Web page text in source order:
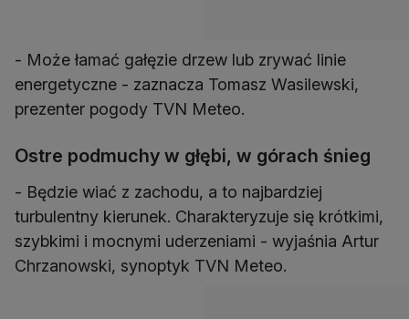
- Może łamać gałęzie drzew lub zrywać linie
energetyczne - zaznacza Tomasz Wasilewski,
prezenter pogody TVN Meteo.
Ostre podmuchy w głębi, w górach śnieg
- Będzie wiać z zachodu, a to najbardziej
turbulentny kierunek. Charakteryzuje się krótkimi,
szybkimi i mocnymi uderzeniami - wyjaśnia Artur
Chrzanowski, synoptyk TVN Meteo.